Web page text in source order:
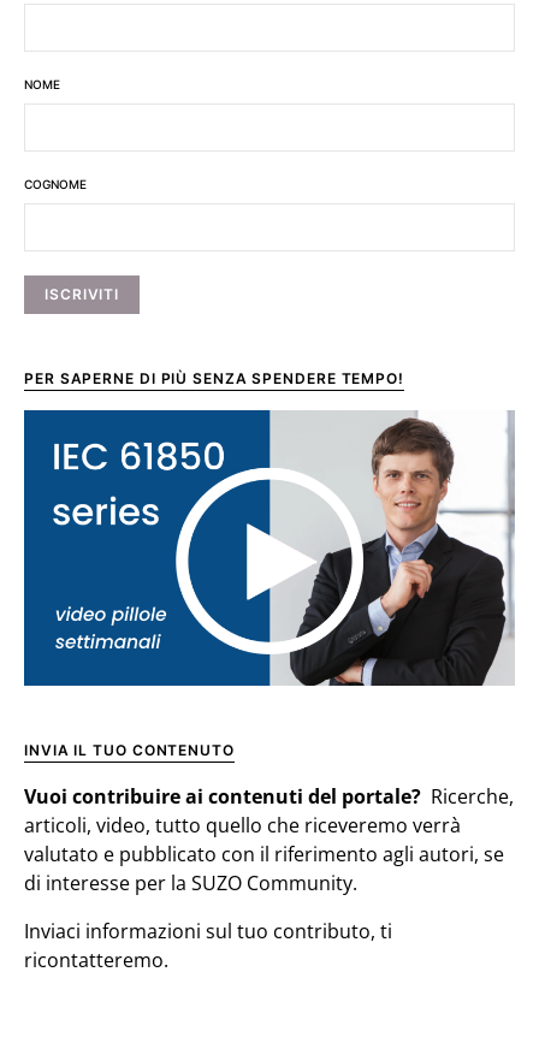
NOME
COGNOME
PER SAPERNE DI PIÙ SENZA SPENDERE TEMPO!
INVIA IL TUO CONTENUTO
Vuoi contribuire ai contenuti del portale? Ricerche,
articoli, video, tutto quello che riceveremo verrà
valutato e pubblicato con il riferimento agli autori, se
di interesse per la SUZO Community.
Inviaci informazioni sul tuo contributo, ti
ricontatteremo.